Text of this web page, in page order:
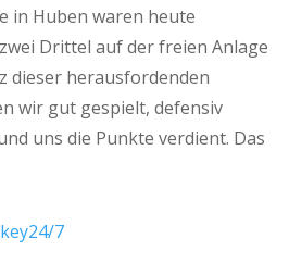
in Huben waren heute
Drittel auf der freien Anlage
dieser herausfordenden
wir gut gespielt, defensiv
uns die Punkte verdient. Das
7